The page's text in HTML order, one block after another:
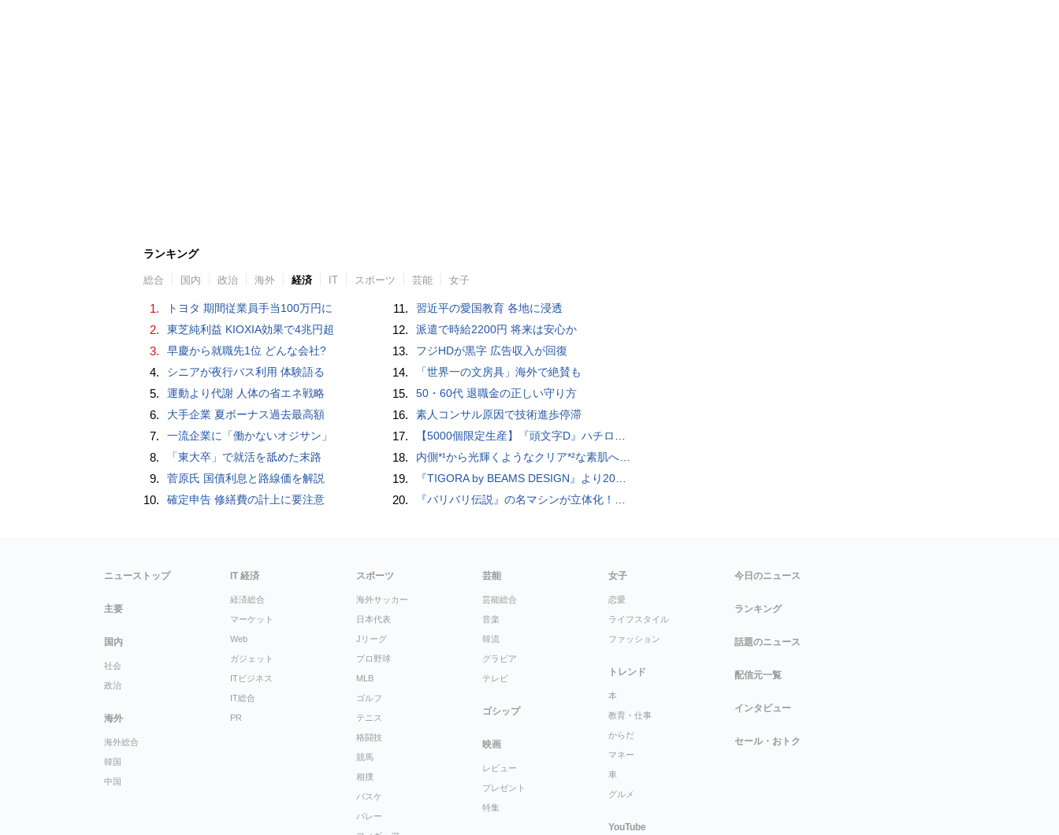
ランキング
総合 国内 政治 海外 経済 IT スポーツ 芸能 女子
1. トヨタ 期間従業員手当100万円に
2. 東芝純利益 KIOXIA効果で4兆円超
3. 早慶から就職先1位 どんな会社?
4. シニアが夜行バス利用 体験語る
5. 運動より代謝 人体の省エネ戦略
6. 大手企業 夏ボーナス過去最高額
7. 一流企業に「働かないオジサン」
8. 「東大卒」で就活を舐めた末路
9. 菅原氏 国債利息と路線価を解説
10. 確定申告 修繕費の計上に要注意
11. 習近平の愛国教育 各地に浸透
12. 派遣で時給2200円 将来は安心か
13. フジHDが黒字 広告収入が回復
14. 「世界一の文房具」海外で絶賛も
15. 50・60代 退職金の正しい守り方
16. 素人コンサル原因で技術進歩停滞
17. 【5000個限定生産】『頭文字D』ハチロクのキーチェーン、大阪オートメッセ2026にて販売決定！（オンライン販売中）
18. 内側*¹から光輝くようなクリア*²な素肌へ『グロウクリアブースター』
19. 『TIGORA by BEAMS DESIGN』より2026年SPRINGコレクションを発売
20. 『バリバリ伝説』の名マシンが立体化！巨摩 郡のNSR500が1/12スケールで登場〈ヘルメット付属〉大阪モーターサイクルショー2026で展示・販売！
ニューストップ
主要
国内
社会
政治
海外
海外総合
韓国
中国
IT 経済
経済総合
マーケット
Web
ガジェット
ITビジネス
IT総合
PR
スポーツ
海外サッカー
日本代表
Jリーグ
プロ野球
MLB
ゴルフ
テニス
格闘技
競馬
相撲
バスケ
バレー
芸能
芸能総合
音楽
韓流
グラビア
テレビ
ゴシップ
映画
レビュー
プレゼント
特集
女子
恋愛
ライフスタイル
ファッション
トレンド
本
教育・仕事
からだ
マネー
車
グルメ
YouTube
今日のニュース
ランキング
話題のニュース
配信元一覧
インタビュー
セール・おトク